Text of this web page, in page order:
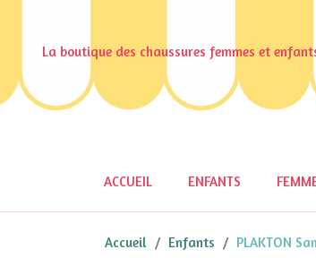
La boutique des chaussures femmes et
ACCUEIL ENFANTS
Accueil Enfants PLAKTON